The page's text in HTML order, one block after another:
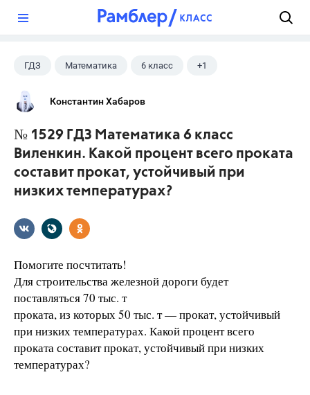
ГДЗ Математика 6 класс +1
Виленкин Н.Я.
Константин Хабаров
№ 1529 ГДЗ Математика 6 класс
Виленкин. Какой процент всего проката
составит прокат, устойчивый при
низких температурах?
Помогите посчтитать!
Для строительства железной дороги будет
поставляться 70 тыс. т
проката, из которых 50 тыс. т — прокат, устойчивый
при низких температурах. Какой процент всего
проката составит прокат, устойчивый при низких
температурах?